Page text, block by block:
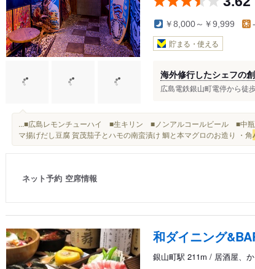
￥8,000～￥9,999 -
貯まる・使える
海外修行したシェフの
広島電鉄銀山町電停から徒
...■広島レモンチューハイ ■生キリン ■ノンアルコールビール ■中
マ揚げだし豆腐 賀茂茄子とハモの南蛮漬け 鯛と本マグロのお造り ・角
ネット予約 空席情報
和ダイニング
銀山町駅 211m / 居酒屋、